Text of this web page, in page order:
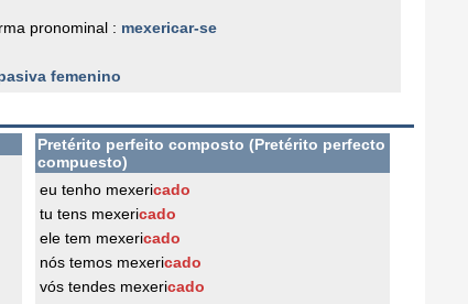
pronominal : mexericar-se
femenino
Pretérito perfeito composto (Pretérito perfecto
compuesto)
eu tenho mexericado
tu tens mexericado
ele tem mexericado
nós temos mexericado
vós tendes mexericado